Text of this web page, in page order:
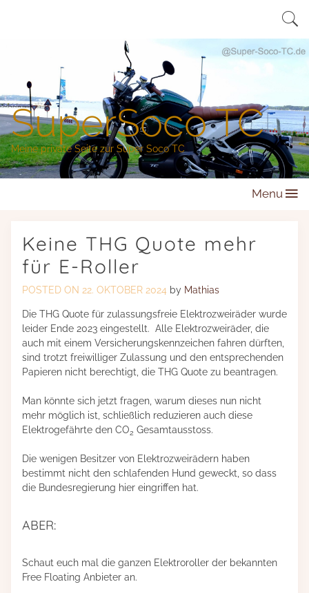
SuperSoco TC
Meine private Seite zur Super Soco TC
Menu
Keine THG Quote mehr
für E-Roller
POSTED ON 22. OKTOBER 2024 by Mathias
Die THG Quote für zulassungsfreie Elektrozweiräder wurde
leider Ende 2023 eingestellt. Alle Elektrozweiräder, die
auch mit einem Versicherungskennzeichen fahren dürften,
sind trotzt freiwilliger Zulassung und den entsprechenden
Papieren nicht berechtigt, die THG Quote zu beantragen.
Man könnte sich jetzt fragen, warum dieses nun nicht
mehr möglich ist, schließlich reduzieren auch diese
Elektrogefährte den CO2 Gesamtausstoss.
Die wenigen Besitzer von Elektrozweirädern haben
bestimmt nicht den schlafenden Hund geweckt, so dass
die Bundesregierung hier eingriffen hat.
ABER:
Schaut euch mal die ganzen Elektroroller der bekannten
Free Floating Anbieter an.